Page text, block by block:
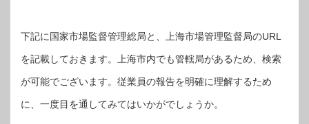
下記に国家市場監督管理総局と、上海市場管理監督局のURL
を記載しておきます。上海市内でも管轄局があるため、検索
が可能でございます。従業員の報告を明確に理解するため
に、一度目を通してみてはいかがでしょうか。